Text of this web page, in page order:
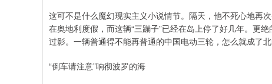
这可不是什么魔幻现实主义小说情节。隔天，他不死心地再
在奥地利度假，而这辆“三蹦子”已经在岛上停了好几年。更
过影。一辆普通得不能再普通的中国电动三轮，怎么就成了北
“倒车请注意”响彻波罗的海